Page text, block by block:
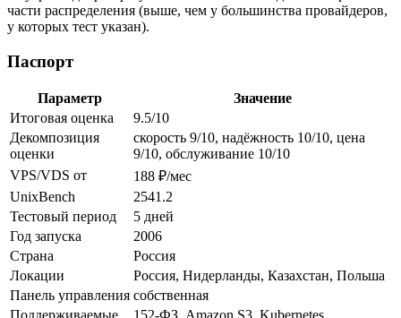
части распределения (выше, чем у большинства провайдеров,
у которых тест указан).
Паспорт
Параметр
Значение
Итоговая оценка
9.5/10
Декомпозиция
оценки
скорость 9/10, надёжность 10/10, цена
9/10, обслуживание 10/10
VPS/VDS от
188 ₽/мес
UnixBench
2541.2
Тестовый период
5 дней
Год запуска
2006
Страна
Россия
Локации
Россия, Нидерланды, Казахстан, Польша
Панель управления собственная